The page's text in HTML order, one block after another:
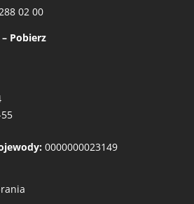
02 00
Pobierz
0000000023149